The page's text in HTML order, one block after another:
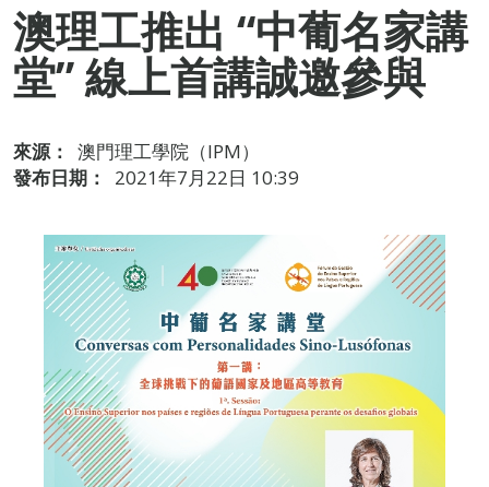
澳理工推出 “中葡名家講
堂” 線上首講誠邀參與
來源：
澳門理工學院（IPM）
發布日期：
2021年7月22日 10:39